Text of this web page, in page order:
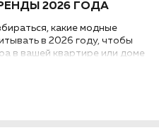
2026 ГОДА
какие модные
в 2026 году, чтобы
в вашей квартире или доме